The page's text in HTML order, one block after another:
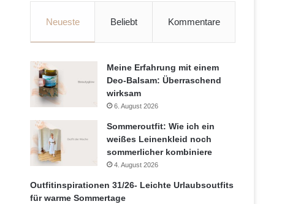
Neueste Beliebt Kommentare
Meine Erfahrung mit einem
Deo-Balsam: Überraschend
wirksam
6. August 2026
Sommeroutfit: Wie ich ein
weißes Leinenkleid noch
sommerlicher kombiniere
4. August 2026
Outfitinspirationen 31/26- Leichte Urlaubsoutfits
für warme Sommertage